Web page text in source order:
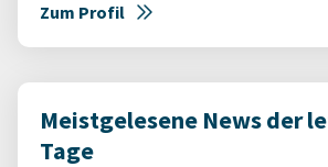
Zum Profil
Meistgelesene News der
Tage